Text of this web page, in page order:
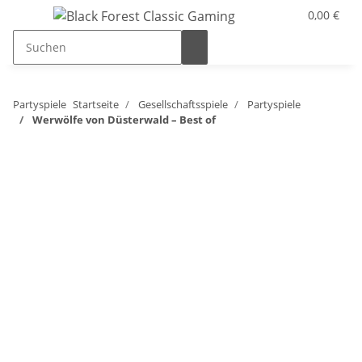
0,00 €
Partyspiele Startseite Gesellschaftsspiele
Partyspiele
Werwölfe von Düsterwald – Best of